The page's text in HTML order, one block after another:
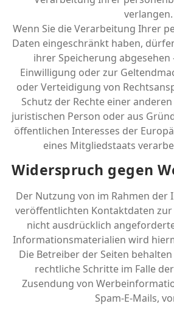
verlangen.
Wenn Sie die Verarbeitung Ihrer
Daten eingeschränkt haben,
ihrer Speicherung
Einwilligung oder zur
oder Verteidigung von
Schutz der Rechte einer
juristischen Person oder aus
öffentlichen Interesses der
eines Mitgliedstaats
Widerspruch gegen
Der Nutzung von im Rahmen der
veröffentlichten Kontaktdaten
nicht ausdrücklich
Informationsmaterialien wird
Die Betreiber der Seiten
rechtliche Schritte im Falle
Zusendung von
Spam-E-Mails,